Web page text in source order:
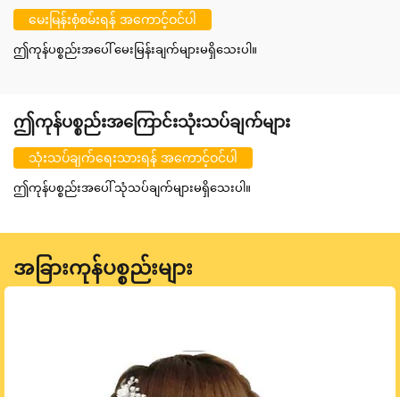
မေးမြန်းစုံစမ်းရန် အကောင့်ဝင်ပါ
ဤကုန်ပစ္စည်းအပေါ် မေးမြန်းချက်များမရှိသေးပါ။
ဤကုန်ပစ္စည်းအကြောင်းသုံးသပ်ချက်များ
သုံးသပ်ချက်ရေးသားရန် အကောင့်ဝင်ပါ
ဤကုန်ပစ္စည်းအပေါ် သုံသပ်ချက်များမရှိသေးပါ။
အခြားကုန်ပစ္စည်းများ